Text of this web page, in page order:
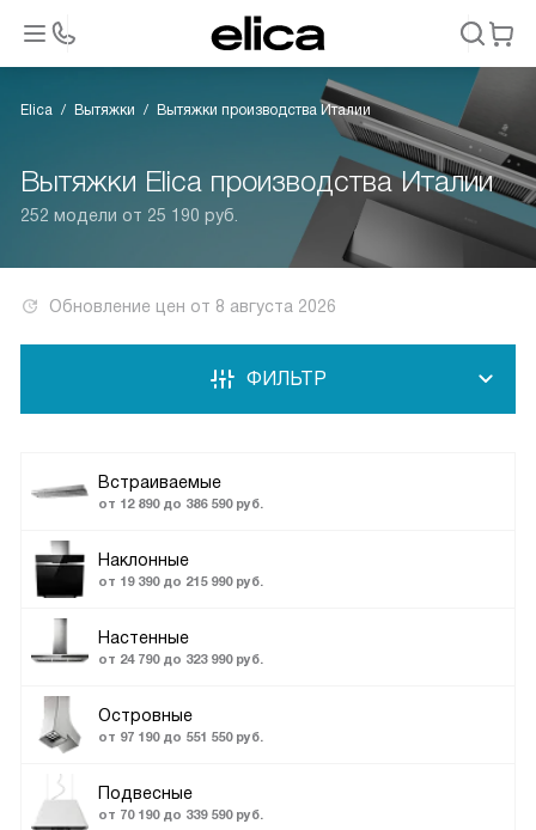
Elica Вытяжки Вытяжки производства Италии
Вытяжки Elica производства Италии
252 модели от 25 190 руб.
Обновление цен от 8 августа 2026
Встраиваемые
от 12 890 до 386 590 руб.
Наклонные
от 19 390 до 215 990 руб.
Настенные
от 24 790 до 323 990 руб.
Островные
от 97 190 до 551 550 руб.
Подвесные
от 70 190 до 339 590 руб.
ФИЛЬТР